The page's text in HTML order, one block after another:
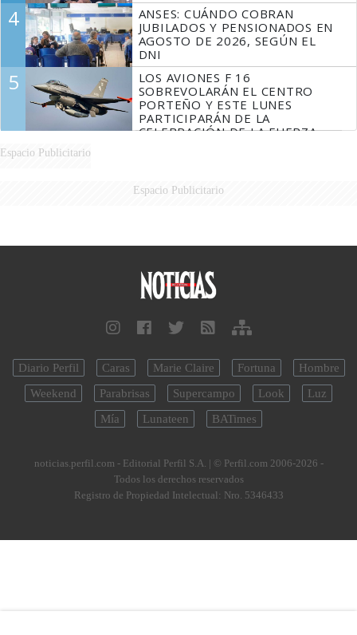
4
ANSES: CUÁNDO COBRAN
JUBILADOS Y PENSIONADOS EN
AGOSTO DE 2026, SEGÚN EL
DNI
5
LOS AVIONES F 16
SOBREVOLARÁN EL CENTRO
PORTEÑO Y ESTE LUNES
PARTICIPARÁN DE LA
CELEBRACIÓN DE LA FUERZA
Espacio Publicitario
Espacio Publicitario
Diario Perfil Caras Marie Claire Fortuna
Hombre
Weekend
Parabrisas Supercampo Look
Luz
Mía
Lunateen BATimes
noticias.perfil.com - Editorial Perfil S.A. | © Perfil.com 2006-2026 -
Todos los derechos reservados
Registro de Propiedad Intelectual: Nro. 5346433